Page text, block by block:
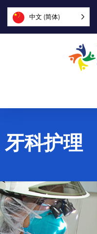
中文 (简体)
我们是谁
加入我们
探索
牙科护理